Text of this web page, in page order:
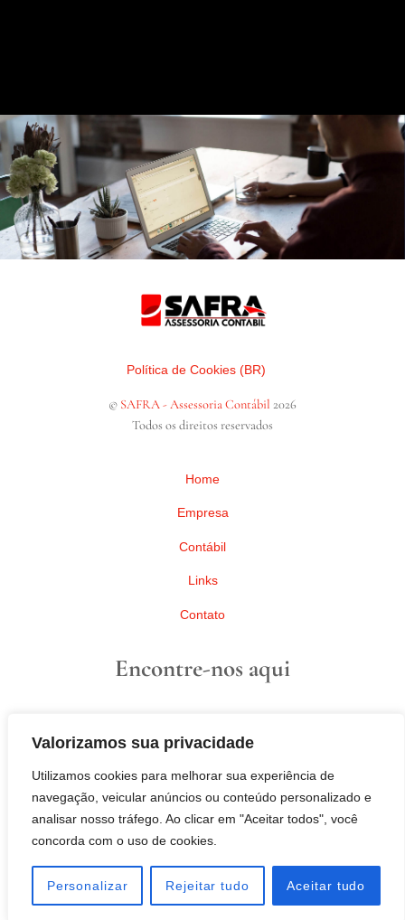
Valorizamos sua privacidade
Utilizamos cookies para melhorar sua experiência de
navegação, veicular anúncios ou conteúdo personalizado e
analisar nosso tráfego. Ao clicar em "Aceitar todos", você
concorda com o uso de cookies.
Personalizar Rejeitar tudo Aceitar tudo
Política de Cookies (BR)
© SAFRA - Assessoria Contábil 2026
Todos os direitos reservados
Home
Empresa
Contábil
Links
Contato
Encontre-nos aqui
São José do Rio Preto – São Paulo
CEP: 15090-070
Instagram
WEBMAIL